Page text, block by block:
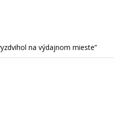
na výdajnom mieste